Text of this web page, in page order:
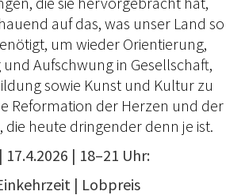
auf das, was unser Land so
um wieder Orientierung,
Aufschwung in Gesellschaft,
sowie Kunst und Kultur zu
Reformation der Herzen und der
die heute dringender denn je ist.
17.4.2026 | 18–21 Uhr:
| Lobpreis